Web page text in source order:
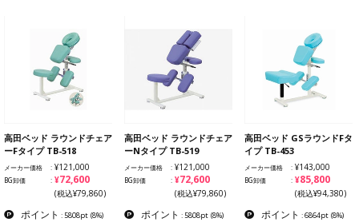
高田ベッド ラウンドチェア
ーFタイプ TB-518
メーカー価格 ¥121,000
BG卸価 ¥72,600
(税込¥79,860)
ポイント : 5808pt (8%)
高田ベッド ラウンドチェア
ーNタイプ TB-519
メーカー価格 ¥121,000
BG卸価 ¥72,600
(税込¥79,860)
ポイント : 5808pt (8%)
高田ベッド GSラウンドFタ
イプ TB-453
メーカー価格 ¥143,000
BG卸価 ¥85,800
(税込¥94,380)
ポイント : 6864pt (8%)